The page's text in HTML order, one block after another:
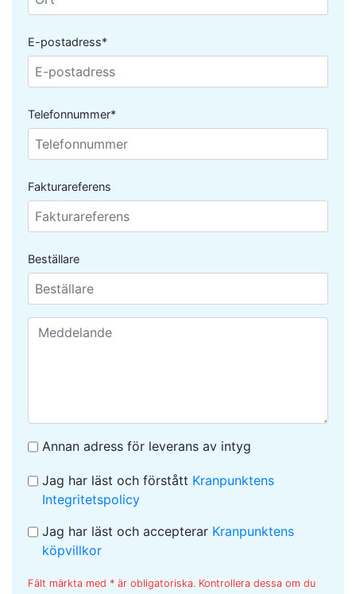
E-postadress*
Telefonnummer*
Fakturareferens
Beställare
Annan adress för leverans av intyg
Jag har läst och förstått Kranpunktens
Integritetspolicy
Jag har läst och accepterar Kranpunktens
köpvillkor
Fält märkta med * är obligatoriska. Kontrollera dessa om du